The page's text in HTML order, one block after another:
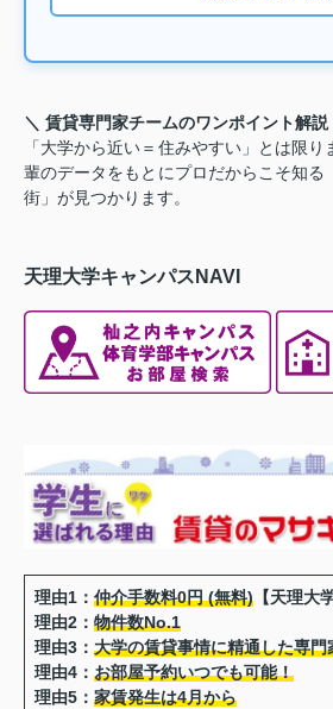
＼ 賃貸専門家チームのワンポイント解説
「大学から近い＝住みやすい」とは限
輩のデータをもとにプロだからこそ知る
街」が見つかります。
天理大学キャンパスNAVI
理由1：仲介手数料0円 (無料) 【天理大
理由2：物件数No.1
理由3：大学の賃貸事情に精通した専門
理由4：お部屋予約いつでも可能！
理由5：家賃発生は4月から